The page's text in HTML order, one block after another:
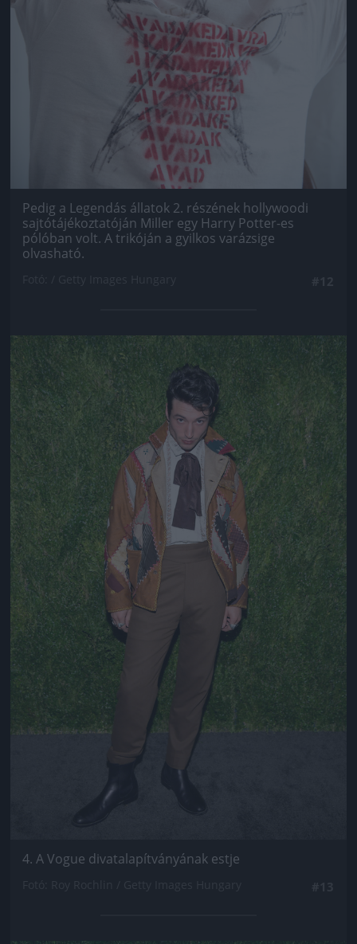
Pedig a Legendás állatok 2. részének hollywoodi
sajtótájékoztatóján Miller egy Harry Potter-es
pólóban volt. A trikóján a gyilkos varázsige
olvasható.
Jön még kép!
4. A Vogue divatalapítványának estje